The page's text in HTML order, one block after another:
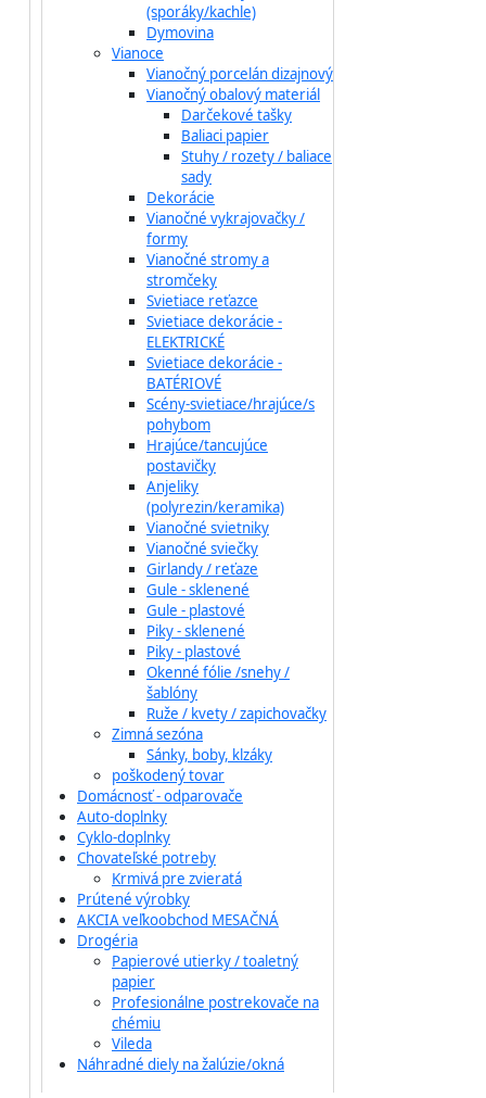
(sporáky/kachle)
Dymovina
Vianoce
Vianočný porcelán dizajnový
Vianočný obalový materiál
Darčekové tašky
Baliaci papier
Stuhy / rozety / baliace
sady
Dekorácie
Vianočné vykrajovačky /
formy
Vianočné stromy a
stromčeky
Svietiace reťazce
Svietiace dekorácie -
ELEKTRICKÉ
Svietiace dekorácie -
BATÉRIOVÉ
Scény-svietiace/hrajúce/s
pohybom
Hrajúce/tancujúce
postavičky
Anjeliky
(polyrezin/keramika)
Vianočné svietniky
Vianočné sviečky
Girlandy / reťaze
Gule - sklenené
Gule - plastové
Piky - sklenené
Piky - plastové
Okenné fólie /snehy /
šablóny
Ruže / kvety / zapichovačky
Zimná sezóna
Sánky, boby, klzáky
poškodený tovar
Domácnosť - odparovače
Auto-doplnky
Cyklo-doplnky
Chovateľské potreby
Krmivá pre zvieratá
Prútené výrobky
AKCIA veľkoobchod MESAČNÁ
Drogéria
Papierové utierky / toaletný
papier
Profesionálne postrekovače na
chémiu
Vileda
Náhradné diely na žalúzie/okná